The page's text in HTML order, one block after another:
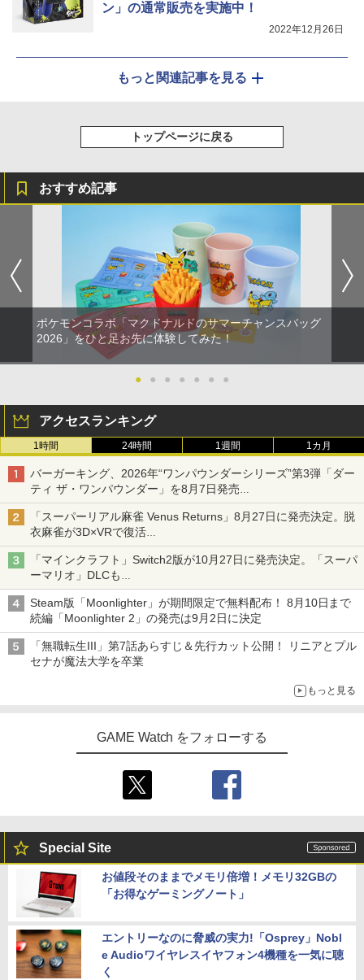
ン」の通常販売を実施中！
2022年12月26日
もっと関連記事を見る
トップページに戻る
おすすめ記事
ポケモンコラボ「マクドナルドのサマーチャンスバッグ
2026」をひと足お先に体験してみた！
● ● ● ● ● ● ●
アクセスランキング
1時間 24時間 1週間 1カ月
バーガーキング、2026年“ワンパウンダーシリーズ”第3弾「ダー
ティ ザ・ワンパウンダー」を8月7日発売
「特製ガーリックマヨソース」を使用した超大型チーズバーガー
「スーパーリアル麻雀 Venus Returns」8月27日に発売決定。脱
衣麻雀が3D×VRで復活
発売から2週間は20%オフになるセールが実施
「マインクラフト」Switch2版が10月27日に発売決定。「スーパ
ーマリオ」DLCも
Switch版からのアップグレードも可能に
Steam版「Moonlighter」が期間限定で無料配布！ 8月10日まで
続編「Moonlighter 2」の発売は9月2日に決定
「無職転生III」第7話あらすじ＆先行カット公開！ リニアとプル
セナが魔法大学を卒業
もっと見る
GAME Watch をフォローする
Special Site
お値段そのままでメモリ倍増！メモリ32GBの
「お得なゲーミングノート」
エントリーなのに脅威の実力!「Osprey」Nobl
e Audioワイヤレスイヤフォン4機種を一気に聴
く